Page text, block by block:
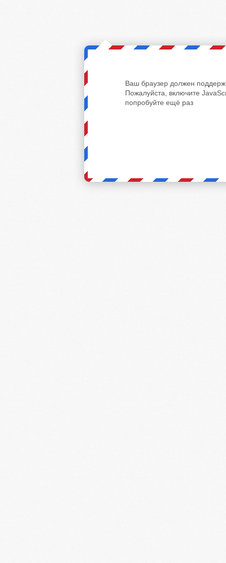
Ваш браузер должен
Пожалуйста, включите
попробуйте ещё раз